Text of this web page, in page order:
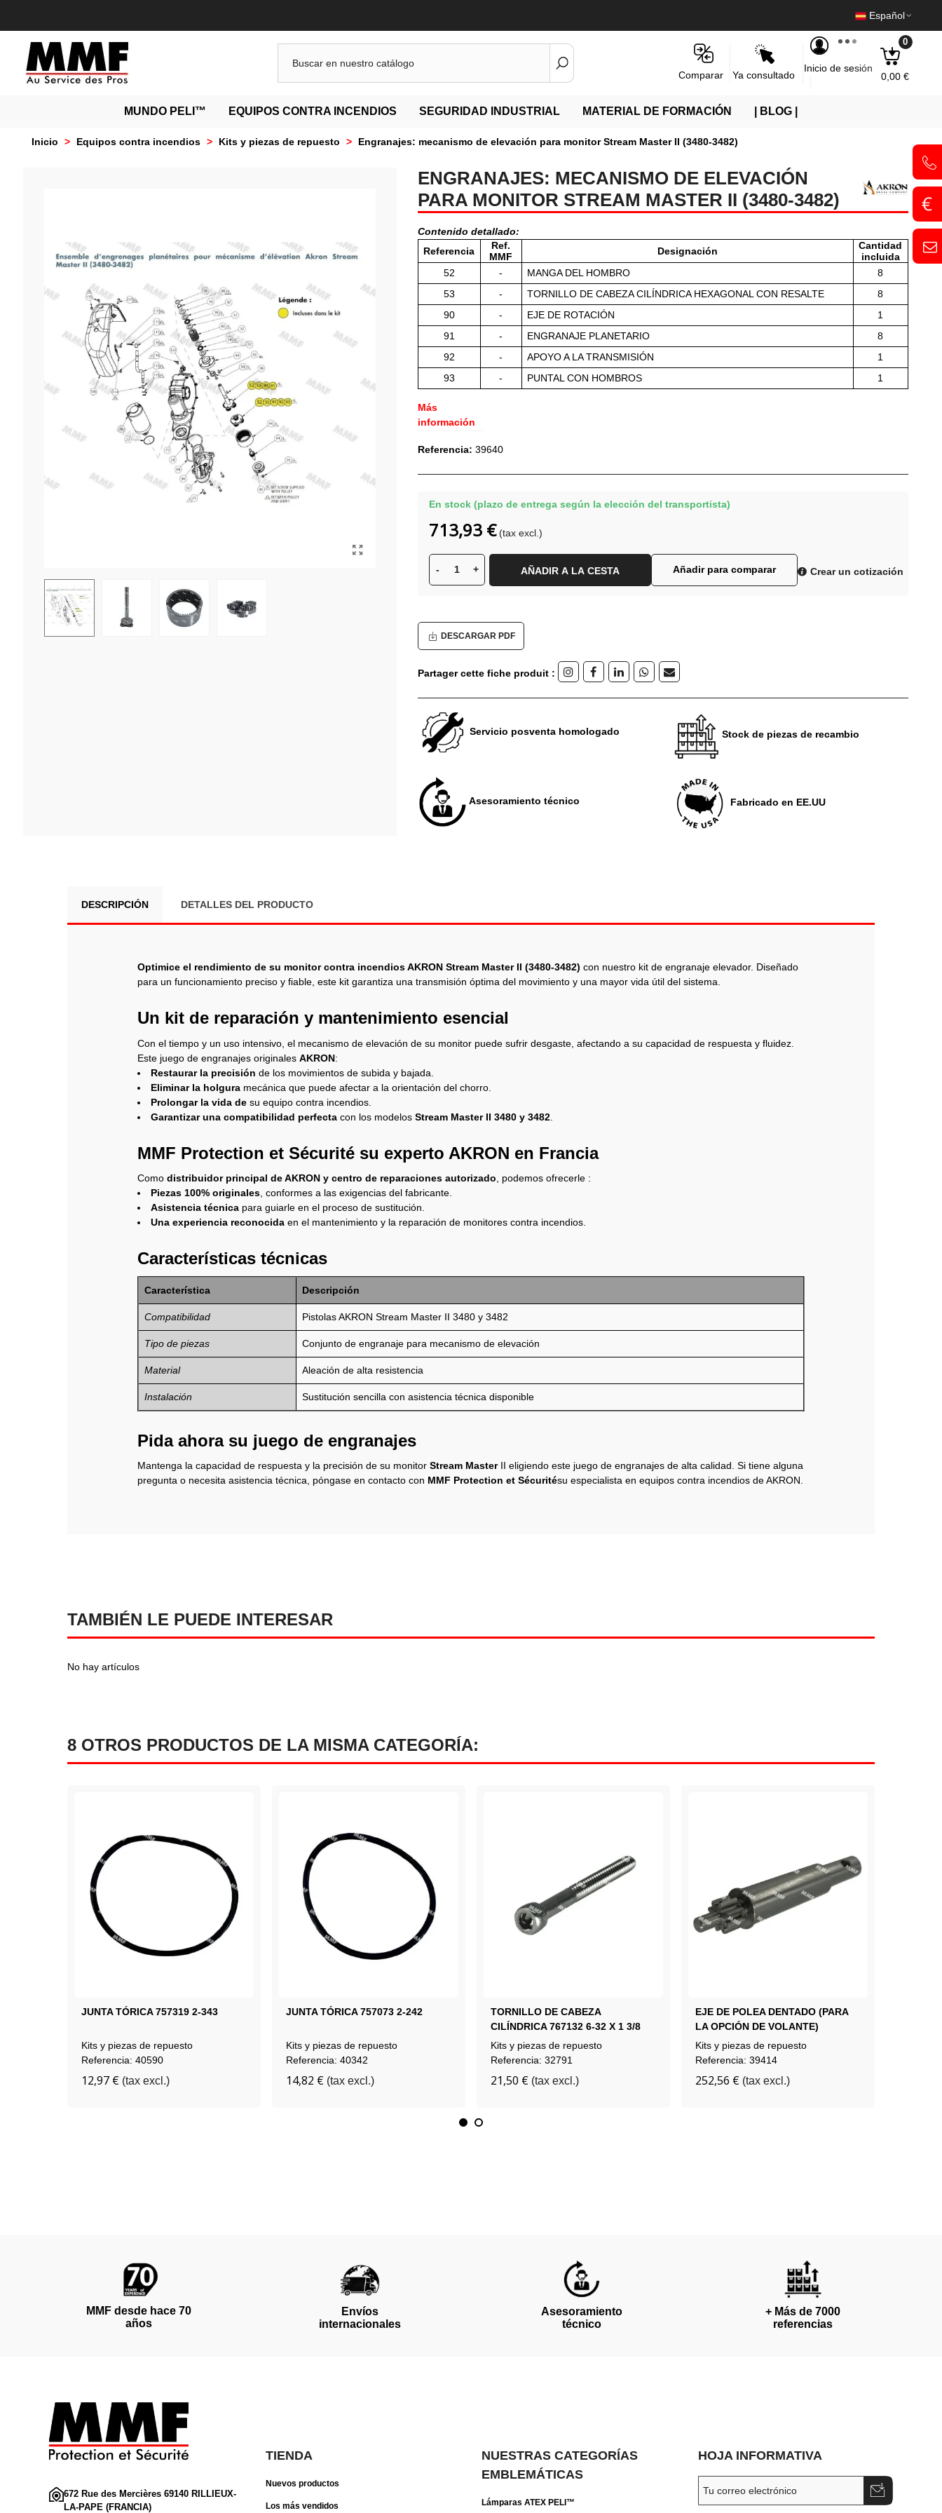
Español
Ya consultado
Inicio de sesión
0
0,00 €
Comparar
MUNDO PELI™ EQUIPOS CONTRA INCENDIOS SEGURIDAD INDUSTRIAL MATERIAL DE FORMACIÓN | BLOG |
Inicio > Equipos contra incendios > Kits y piezas de repuesto > Engranajes: mecanismo de elevación para monitor Stream Master II (3480-3482)
ENGRANAJES: MECANISMO DE ELEVACIÓN
PARA MONITOR STREAM MASTER II (3480-3482)
Contenido detallado:
Referencia
Ref.
MMF
Designación
Cantidad
incluida
52
- MANGA DEL HOMBRO
8
53
- TORNILLO DE CABEZA CILÍNDRICA HEXAGONAL CON RESALTE
8
90
- EJE DE ROTACIÓN
1
91
- ENGRANAJE PLANETARIO
8
92
- APOYO A LA TRANSMISIÓN
1
93
- PUNTAL CON HOMBROS 1
Más
información
Referencia: 39640
En stock (plazo de entrega según la elección del transportista)
- + AÑADIR A LA CESTA Añadir para comparar Crear un cotización
713,93 € (tax excl.)
DESCARGAR PDF
Partager cette fiche produit :
Servicio posventa homologado Stock de piezas de recambio
Asesoramiento técnico Fabricado en EE.UU
DESCRIPCIÓN DETALLES DEL PRODUCTO
Optimice el rendimiento de su monitor contra incendios AKRON Stream Master II (3480-3482) con nuestro kit de engranaje elevador. Diseñado
para un funcionamiento preciso y fiable, este kit garantiza una transmisión óptima del movimiento y una mayor vida útil del sistema.
Un kit de reparación y mantenimiento esencial
Con el tiempo y un uso intensivo, el mecanismo de elevación de su monitor puede sufrir desgaste, afectando a su capacidad de respuesta y fluidez.
Este juego de engranajes originales AKRON:
Restaurar la precisión de los movimientos de subida y bajada.
Eliminar la holgura mecánica que puede afectar a la orientación del chorro.
Prolongar la vida de su equipo contra incendios.
Garantizar una compatibilidad perfecta con los modelos Stream Master II 3480 y 3482
MMF Protection et Sécurité su experto AKRON en Francia
Como distribuidor principal de AKRON y centro de reparaciones autorizado , podemos ofrecerle :
Piezas 100% originales , conformes a las exigencias del fabricante.
Asistencia técnica para guiarle en el proceso de sustitución.
Una experiencia reconocida en el mantenimiento y la reparación de monitores contra incendios.
Características técnicas
Característica Descripción
Compatibilidad Pistolas AKRON Stream Master II 3480 y 3482
Tipo de piezas Conjunto de engranaje para mecanismo de elevación
Material Aleación de alta resistencia
Instalación Sustitución sencilla con asistencia técnica disponible
Pida ahora su juego de engranajes
Mantenga la capacidad de respuesta y la precisión de su monitor Stream MasterII eligiendo este juego de engranajes de alta calidad. Si tiene alguna
pregunta o necesita asistencia técnica, póngase en contacto con MMF Protection et Sécuritésu especialista en equipos contra incendios de AKRON.
TAMBIÉN LE PUEDE INTERESAR
No hay artículos
8 OTROS PRODUCTOS DE LA MISMA CATEGORÍA:
JUNTA TÓRICA 757319 2-343
Kits y piezas de repuesto
Referencia: 40590
12,97 € (tax excl.)
JUNTA TÓRICA 757073 2-242
Kits y piezas de repuesto
Referencia: 40342
14,82 € (tax excl.)
TORNILLO DE CABEZA
CILÍNDRICA 767132 6-32 X 1 3/8
Kits y piezas de repuesto
Referencia: 32791
21,50 € (tax excl.)
EJE DE POLEA DENTADO (PARA
LA OPCIÓN DE VOLANTE)
Kits y piezas de repuesto
Referencia: 39414
252,56 € (tax excl.)
MMF desde hace 70
años
Envíos
internacionales
Asesoramiento
técnico
+ Más de 7000
referencias
672 Rue des Mercières 69140 RILLIEUX-
LA-PAPE (FRANCIA)
TIENDA
Nuevos productos
Los más vendidos
NUESTRAS CATEGORÍAS
EMBLEMÁTICAS
Lámparas ATEX PELI™
HOJA INFORMATIVA